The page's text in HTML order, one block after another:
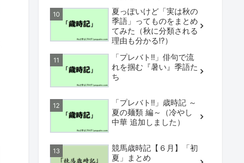
夏っぽいけど「実は秋の
季語」ってものをまとめ
てみた（秋に分類される
理由も分かる!?）
「プレバト!!」俳句で流
れを掴む『暑い』季語た
ち
「プレバト!!」歳時記 ～
夏の麺類 編～（冷やし
中華 追加しました）
競馬歳時記【６月】「初
夏」まとめ